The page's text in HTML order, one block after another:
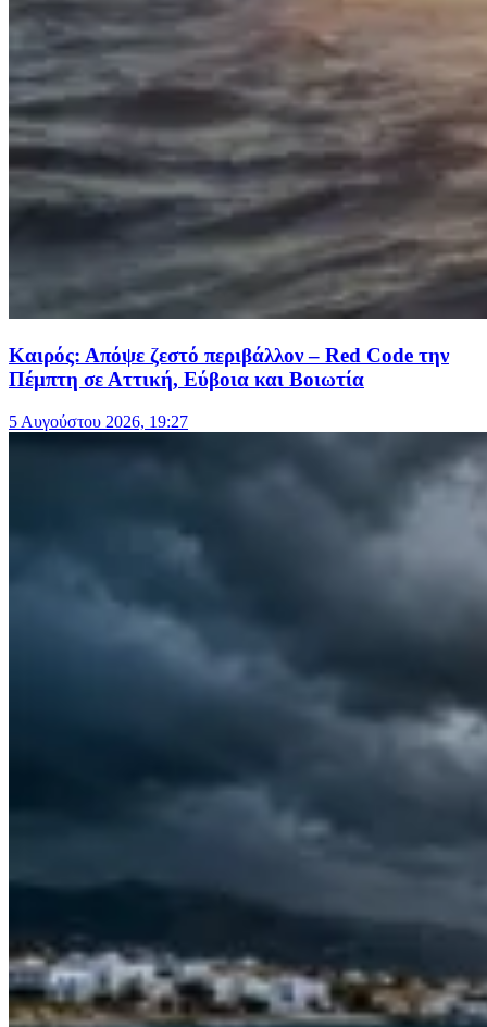
Καιρός: Απόψε ζεστό περιβάλλον – Red Code την
Πέμπτη σε Αττική, Εύβοια και Βοιωτία
5 Αυγούστου 2026, 19:27